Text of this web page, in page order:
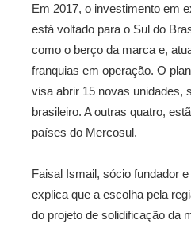
Em 2017, o investimento em
está voltado para o Sul do
como o berço da marca e,
franquias em operação. O
visa abrir 15 novas unidades,
brasileiro. A outras quatro,
países do Mercosul.
Faisal Ismail, sócio fundador
explica que a escolha pela
do projeto de solidificação da